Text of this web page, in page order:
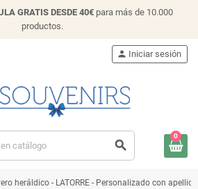
GRATIS DESDE 40€ para más de 10.000
productos.
search
person Iniciar sesión
0
heráldico - LATORRE - Personalizado con